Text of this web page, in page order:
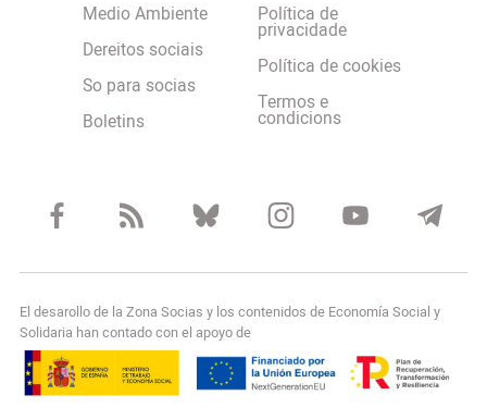
Medio Ambiente
Dereitos sociais
So para socias
Boletins
Política de
privacidade
Política de cookies
Termos e
condicions
El desarollo de la Zona Socias y los contenidos de Economía Social y
Solidaria han contado con el apoyo de